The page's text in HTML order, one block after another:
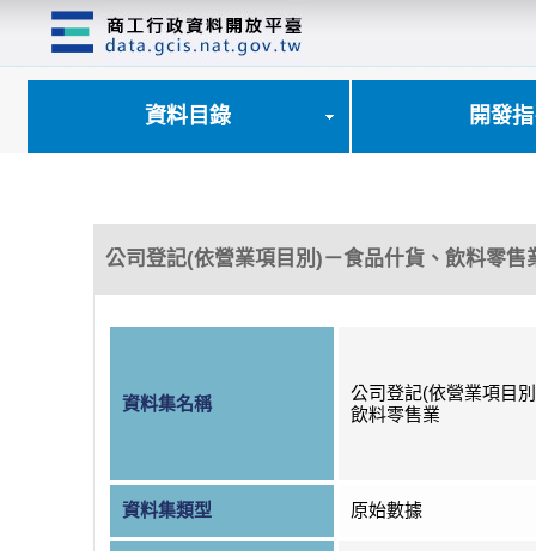
資料目錄 開發
公司登記(依營業項目別)－食品什貨、飲料零售
資料集名稱
公司登記(依營業項目
飲料零售業
資料集類型 原始數據